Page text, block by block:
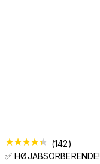
(142)
✅ HØJABSORBERENDE!